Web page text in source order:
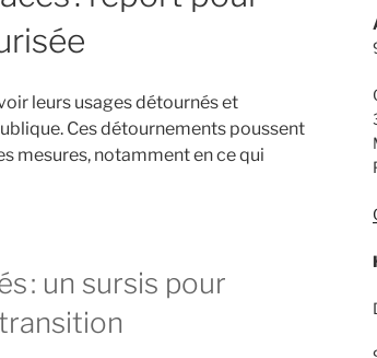
leurs usages détournés et
Ces détournements poussent
mesures, notamment en ce qui
: un sursis pour